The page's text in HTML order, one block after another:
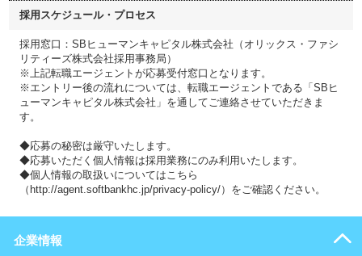
採用スケジュール・プロセス
採用窓口：SBヒューマンキャピタル株式会社（オリックス・ファシ
リティーズ株式会社採用事務局）
※上記転職エージェントが応募受付窓口となります。
※エントリー後の流れについては、転職エージェントである「SBヒ
ューマンキャピタル株式会社」を通してご連絡させていただきま
す。
◆応募の秘密は厳守いたします。
◆応募いただく個人情報は採用業務にのみ利用いたします。
◆個人情報の取扱いについてはこちら
（http://agent.softbankhc.jp/privacy-policy/）をご確認ください。
企業情報